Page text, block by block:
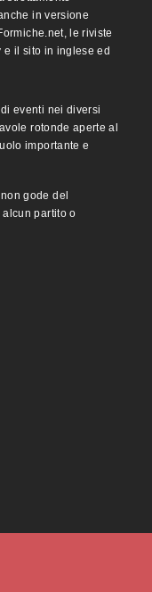
in versione
le riviste
e il sito in inglese ed
eventi nei diversi
rotonde aperte al
importante e
gode del
partito o